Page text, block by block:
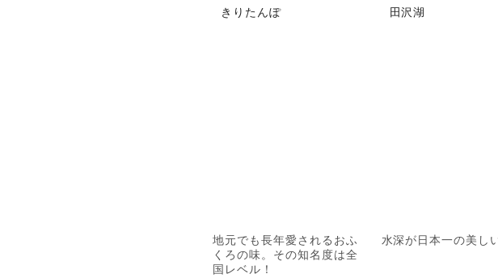
きりたんぽ
地元でも長年愛されるおふ
くろの味。その知名度は全
国レベル！
田沢湖
水深が日本一の美し